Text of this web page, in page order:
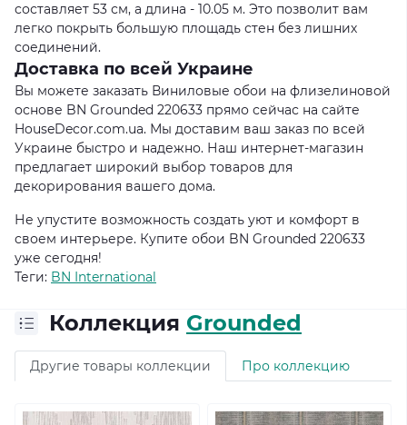
составляет 53 см, а длина - 10.05 м. Это позволит вам
легко покрыть большую площадь стен без лишних
соединений.
Доставка по всей Украине
Вы можете заказать Виниловые обои на флизелиновой
основе BN Grounded 220633 прямо сейчас на сайте
HouseDecor.com.ua. Мы доставим ваш заказ по всей
Украине быстро и надежно. Наш интернет-магазин
предлагает широкий выбор товаров для
декорирования вашего дома.
Не упустите возможность создать уют и комфорт в
своем интерьере. Купите обои BN Grounded 220633
уже сегодня!
Теги: BN International
Коллекция Grounded
Другие товары коллекции Про коллекцию